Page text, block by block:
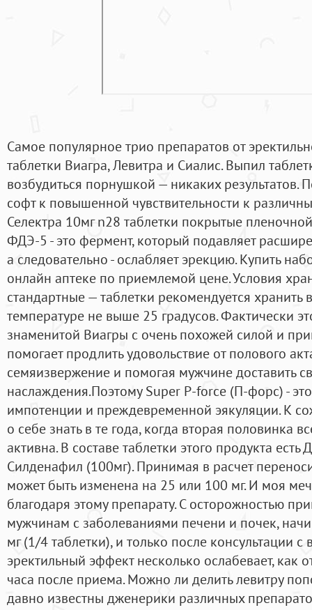
Самое популярное трио препаратов от
таблетки Виагра, Левитра и Сиалис. Выпил
возбудиться порнушкой — никаких результатов.
софт к повышенной чувствительности к
Селектра 10мг n28 таблетки покрытые
ФДЭ-5 - это фермент, который подавляет
а следовательно - ослабляет эрекцию. Купить
онлайн аптеке по приемлемой цене. Условия
стандартные — таблетки рекомендуется
температуре не выше 25 градусов. Фактически
знаменитой Виагры с очень похожей силой и
помогает продлить удовольствие от полового
семяизвержение и помогая мужчине доставить
наслаждения.Поэтому Super P-force (П-форс) -
импотенции и преждевременной эякуляции. К
о себе знать в те года, когда вторая половинка
активна. В составе таблетки этого продукта
Силденафил (100мг). Принимая в расчет
может быть изменена на 25 или 100 мг. И моя
благодаря этому препарату. С осторожностью
мужчинам с заболеваниями печени и почек,
мг (1/4 таблетки), и только после консультации
эректильный эффект несколько ослабевает, как
часа после приема. Можно ли делить левитру
давно известны дженерики различных